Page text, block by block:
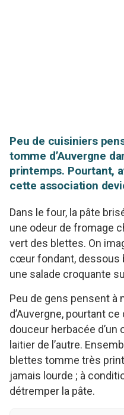
Peu de cuisiniers
tomme d’Auvergne
printemps. Pourtant,
cette association
Dans le four, la pâte
une odeur de fromage
vert des blettes. On
cœur fondant, dessous
une salade croquante
Peu de gens pensent à
d’Auvergne, pourtant
douceur herbacée
laitier de l’autre.
blettes tomme très
jamais lourde ; à
détremper la pâte.